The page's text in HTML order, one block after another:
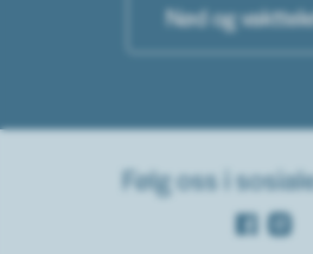
Nød og
Følg oss i
Facebook